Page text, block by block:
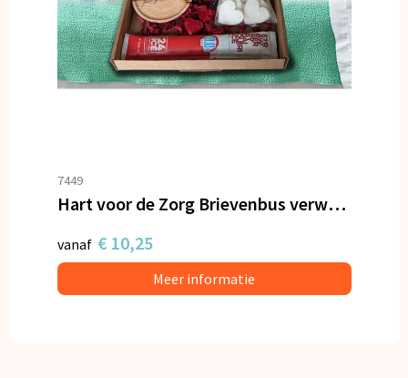
7449
Hart voor de Zorg Brievenbus verwenpakket
vanaf € 10,25
Meer informatie